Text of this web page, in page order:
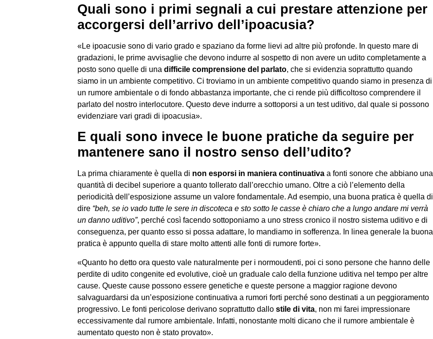
Quali sono i primi segnali a cui prestare attenzione per
accorgersi dell’arrivo dell’ipoacusia?
«Le ipoacusie sono di vario grado e spaziano da forme lievi ad altre più profonde. In questo mare di
gradazioni, le prime avvisaglie che devono indurre al sospetto di non avere un udito completamente a
posto sono quelle di una difficile comprensione del parlato, che si evidenzia soprattutto quando
siamo in un ambiente competitivo. Ci troviamo in un ambiente competitivo quando siamo in presenza di
un rumore ambientale o di fondo abbastanza importante, che ci rende più difficoltoso comprendere il
parlato del nostro interlocutore. Questo deve indurre a sottoporsi a un test uditivo, dal quale si possono
evidenziare vari gradi di ipoacusia».
E quali sono invece le buone pratiche da seguire per
mantenere sano il nostro senso dell’udito?
La prima chiaramente è quella di non esporsi in maniera continuativaa fonti sonore che abbiano una
quantità di decibel superiore a quanto tollerato dall’orecchio umano. Oltre a ciò l’elemento della
periodicità dell’esposizione assume un valore fondamentale. Ad esempio, una buona pratica è quella di
dire “beh, se io vado tutte le sere in discoteca e sto sotto le casse è chiaro che a lungo andare mi verrà
un danno uditivo”, perché così facendo sottoponiamo a uno stress cronico il nostro sistema uditivo e di
conseguenza, per quanto esso si possa adattare, lo mandiamo in sofferenza. In linea generale la buona
pratica è appunto quella di stare molto attenti alle fonti di rumore forte».
«Quanto ho detto ora questo vale naturalmente per i normoudenti, poi ci sono persone che hanno delle
perdite di udito congenite ed evolutive, cioè un graduale calo della funzione uditiva nel tempo per altre
cause. Queste cause possono essere genetiche e queste persone a maggior ragione devono
salvaguardarsi da un’esposizione continuativa a rumori forti perché sono destinati a un peggioramento
progressivo. Le fonti pericolose derivano soprattutto dallo stile di vita, non mi farei impressionare
eccessivamente dal rumore ambientale. Infatti, nonostante molti dicano che il rumore ambientale è
aumentato questo non è stato provato».